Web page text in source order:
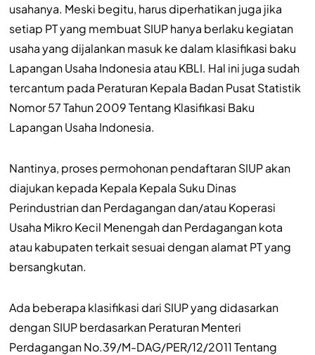
usahanya. Meski begitu, harus diperhatikan juga jika
setiap PT yang membuat SIUP hanya berlaku kegiatan
usaha yang dijalankan masuk ke dalam klasifikasi baku
Lapangan Usaha Indonesia atau KBLI. Hal ini juga sudah
tercantum pada Peraturan Kepala Badan Pusat Statistik
Nomor 57 Tahun 2009 Tentang Klasifikasi Baku
Lapangan Usaha Indonesia.
Nantinya, proses permohonan pendaftaran SIUP akan
diajukan kepada Kepala Kepala Suku Dinas
Perindustrian dan Perdagangan dan/atau Koperasi
Usaha Mikro Kecil Menengah dan Perdagangan kota
atau kabupaten terkait sesuai dengan alamat PT yang
bersangkutan.
Ada beberapa klasifikasi dari SIUP yang didasarkan
dengan SIUP berdasarkan Peraturan Menteri
Perdagangan No.39/M-DAG/PER/12/2011 Tentang